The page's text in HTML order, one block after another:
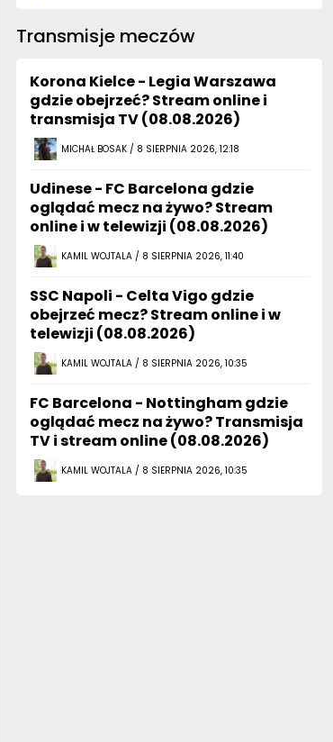
Transmisje meczów
Korona Kielce - Legia Warszawa
gdzie obejrzeć? Stream online i
transmisja TV (08.08.2026)
MICHAŁ BOSAK / 8 SIERPNIA 2026, 12:18
Udinese - FC Barcelona gdzie
oglądać mecz na żywo? Stream
online i w telewizji (08.08.2026)
KAMIL WOJTALA / 8 SIERPNIA 2026, 11:40
SSC Napoli - Celta Vigo gdzie
obejrzeć mecz? Stream online i w
telewizji (08.08.2026)
KAMIL WOJTALA / 8 SIERPNIA 2026, 10:35
FC Barcelona - Nottingham gdzie
oglądać mecz na żywo? Transmisja
TV i stream online (08.08.2026)
KAMIL WOJTALA / 8 SIERPNIA 2026, 10:35